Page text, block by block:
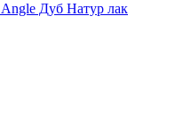
Дуб Натур лак